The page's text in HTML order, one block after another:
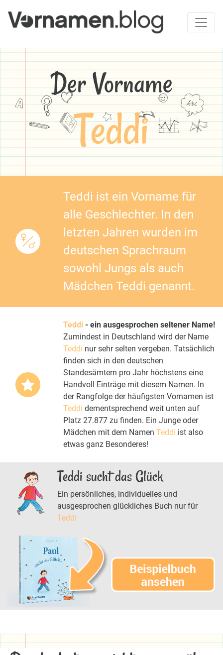
Der Vorname
Teddi
Teddi ist ein Vorname für
alle Geschlechter. In den
letzten Jahren wurden im
deutschen Sprachraum
sowohl Jungs als auch
Mädchen Teddi genannt.
Teddi - ein ausgesprochen seltener Name!
Zumindest in Deutschland wird der Name
Teddi nur sehr selten vergeben. Tatsächlich
finden sich in den deutschen
Standesämtern pro Jahr höchstens eine
Handvoll Einträge mit diesem Namen. In
der Rangfolge der häufigsten Vornamen ist
Teddi dementsprechend weit unten auf
Platz 27.877 zu finden. Ein Junge oder
Mädchen mit dem Namen Teddi ist also
etwas ganz Besonderes!
Teddi sucht das Glück
Ein persönliches, individuelles und
ausgesprochen glückliches Buch nur für
Teddi